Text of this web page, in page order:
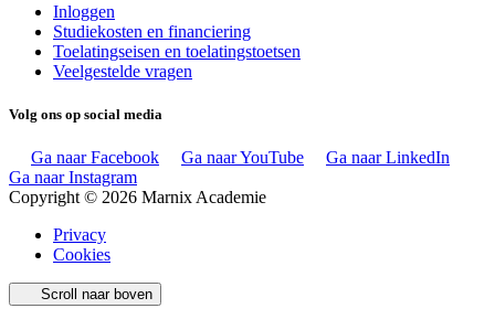
Inloggen
Studiekosten en financiering
Toelatingseisen en toelatingstoetsen
Veelgestelde vragen
Volg ons op social media
Ga naar Facebook Ga naar YouTube
Ga naar LinkedIn
Ga naar Instagram
Copyright © 2026 Marnix Academie
Privacy
Cookies
Scroll naar boven